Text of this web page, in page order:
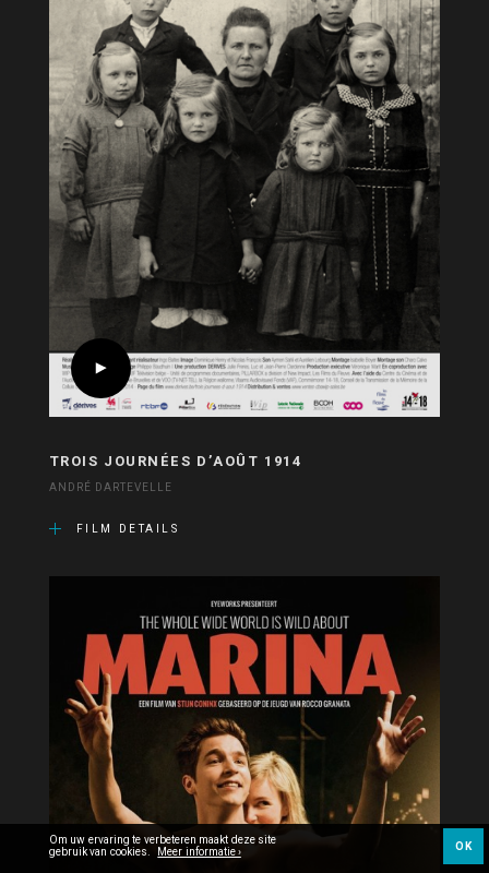
TROIS JOURNÉES D’AOÛT 1914
ANDRÉ DARTEVELLE
FILM DETAILS
Om uw ervaring te verbeteren maakt deze site
gebruik van cookies. Meer informatie › OK